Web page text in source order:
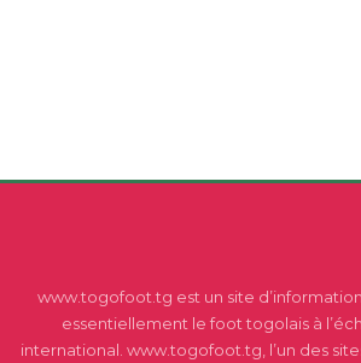
www.togofoot.tg est un site
essentiellement le foot togolais à
international. www.togofoot.tg, l’un des